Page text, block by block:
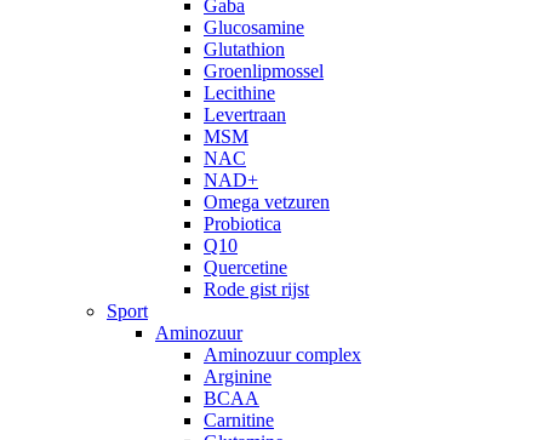
Gaba
Glucosamine
Glutathion
Groenlipmossel
Lecithine
Levertraan
MSM
NAC
NAD+
Omega vetzuren
Probiotica
Q10
Quercetine
Rode gist rijst
Sport
Aminozuur
Aminozuur complex
Arginine
BCAA
Carnitine